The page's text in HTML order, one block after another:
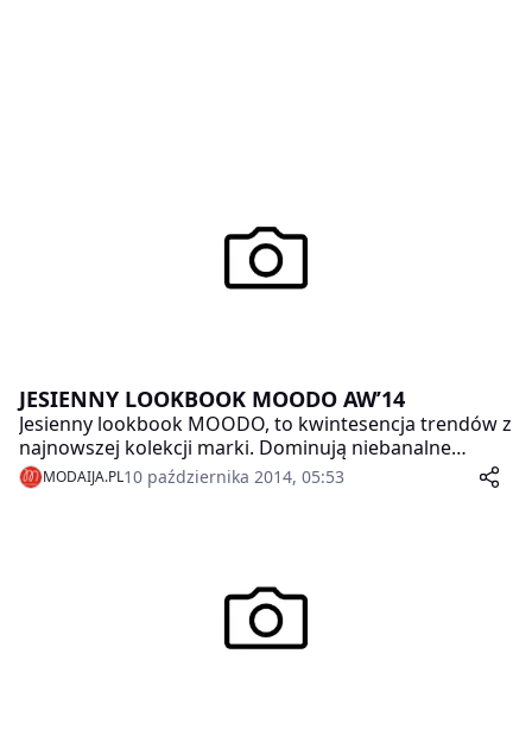
JESIENNY LOOKBOOK MOODO AW’14
Jesienny lookbook MOODO, to kwintesencja trendów z
najnowszej kolekcji marki. Dominują niebanalne
połączenia kolorów i fasonów. Pojawiają się również
obszerne dzianiny o grubych splotach oraz
MODAIJA.PL10 października 2014, 05:53